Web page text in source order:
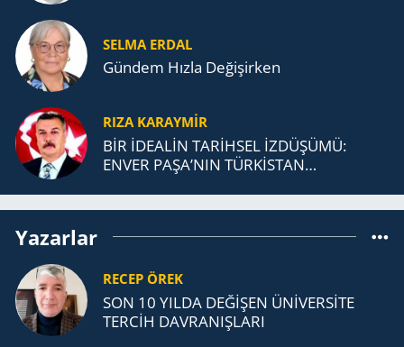
SELMA ERDAL
Gündem Hızla Değişirken
RIZA KARAYMIR
BİR İDEALİN TARİHSEL İZDÜŞÜMÜ:
ENVER PAŞA’NIN TÜRKİSTAN
Yazarlar
RECEP ÖREK
SON 10 YILDA DEĞİŞEN ÜNİVERSİTE
TERCİH DAVRANIŞLARI